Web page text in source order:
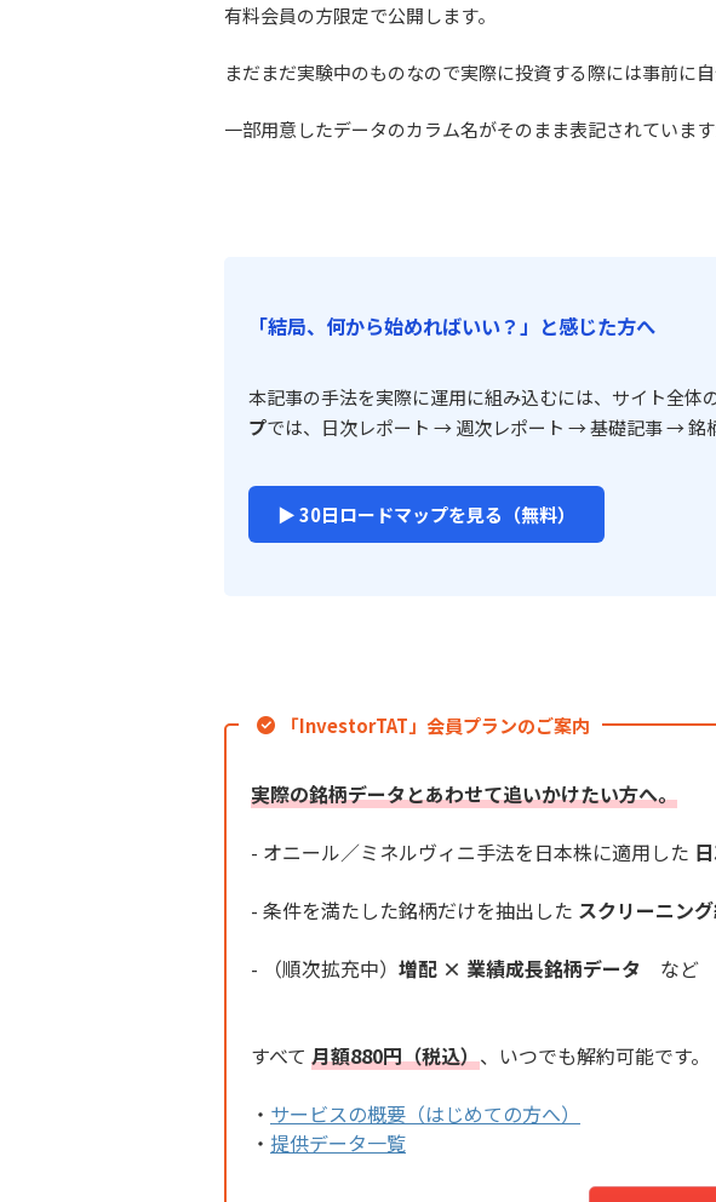
有料会員の方限定で公開します。
まだまだ実験中のものなので実際に投資する際には事前に
一部用意したデータのカラム名がそのまま表記されています
「結局、何から始めればいい？」と感じた方へ
本記事の手法を実際に運用に組み込むには、サイト全体
プでは、日次レポート → 週次レポート → 基礎記事 → 銘
▶ 30日ロードマップを見る（無料）
「InvestorTAT」会員プランのご案内
実際の銘柄データとあわせて追いかけたい方へ。
- オニール／ミネルヴィニ手法を日本株に適用した
- 条件を満たした銘柄だけを抽出した スクリーニン
- （順次拡充中） 増配 × 業績成長銘柄データ など
すべて 月額880円（税込）、いつでも解約可能です。
・ サービスの概要（はじめての方へ）
・ 提供データ一覧